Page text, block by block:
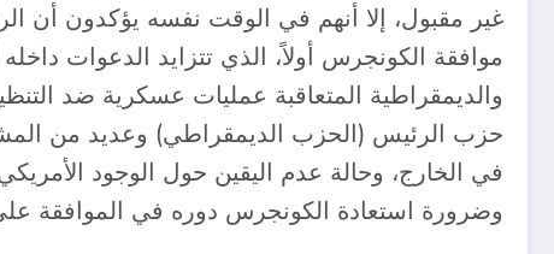
غير مقبول، إلا أنهم في الوقت نفسه يؤكدون أن
والديمقراطية المتعاقبة عمليات عسكرية ضد
حزب الرئيس (الحزب الديمقراطي) وعديد من
وضرورة استعادة الكونجرس دوره في الموافقة